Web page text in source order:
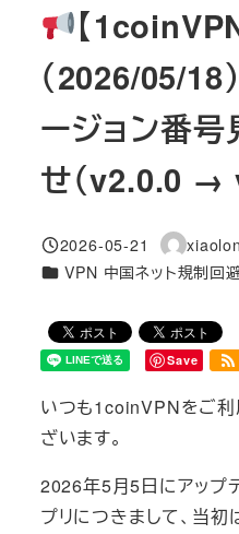
【
（2026/05/18
ージョン番
せ（v2.0.0 →
投稿日
2026-05-21
著
者
カテゴリー
VPN 中国ネット規制回
Save
いつも1coinVPNをご
ざいます。
2026年5月5日にアップ
プリにつきまして、当初